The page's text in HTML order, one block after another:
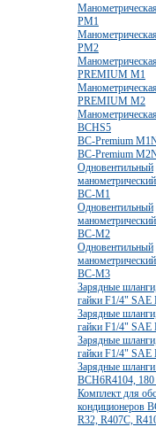
PM1
PM2
PREMIUM M1
PREMIUM M2
BCHS5
BC-Premium
BC-Premium
Одновентильный
BC-M1
Одновентильный
BC-M2
Одновентильный
BC-M3
Зарядные
гайки F1/4"
Зарядные
гайки F1/4"
Зарядные
гайки F1/4"
Зарядные
BCH6R4104,
Комплект для
кондиционеров
R32, R407C,